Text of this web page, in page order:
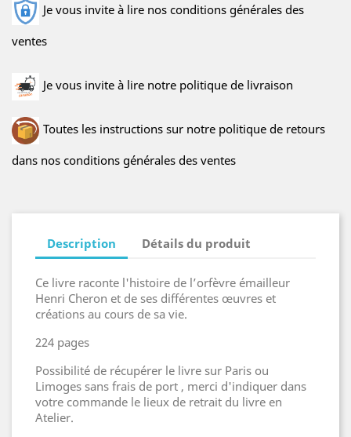
Je vous invite à lire nos conditions générales des
ventes
Je vous invite à lire notre politique de livraison
Toutes les instructions sur notre politique de retours
dans nos conditions générales des ventes
Description Détails du produit
Ce livre raconte l'histoire de l’orfèvre émailleur
Henri Cheron et de ses différentes œuvres et
créations au cours de sa vie.
224 pages
Possibilité de récupérer le livre sur Paris ou
Limoges sans frais de port , merci d'indiquer dans
votre commande le lieux de retrait du livre en
Atelier.